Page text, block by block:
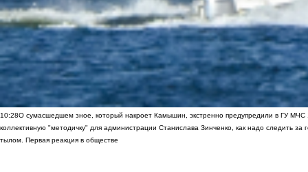
10:28О сумасшедшем зное, который накроет Камышин, экстренно предупредили в ГУ МЧС
коллективную "методичку" для администрации Станислава Зинченко, как надо следить за
тылом. Первая реакция в обществе